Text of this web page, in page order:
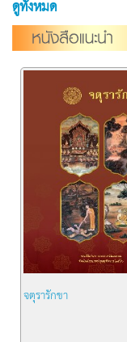
ดูทั้งหมด
จตุรารักขา